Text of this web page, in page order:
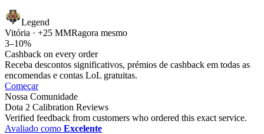
Legend
Vitória · +25 MMRagora mesmo
3–10%
Cashback on every order
Receba descontos significativos, prémios de cashback em todas as
encomendas e contas LoL gratuitas.
Começar
Nossa Comunidade
Dota 2 Calibration Reviews
Verified feedback from customers who ordered this exact service.
Avaliado como Excelente